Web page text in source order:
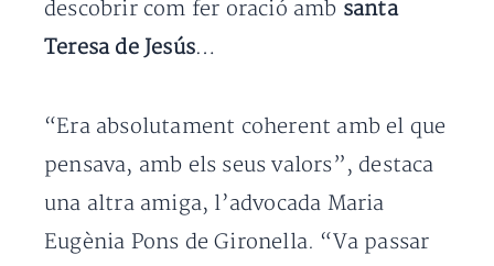
descobrir com fer oració amb santa
Teresa de Jesús…
“Era absolutament coherent amb el que
pensava, amb els seus valors”, destaca
una altra amiga, l’advocada Maria
Eugènia Pons de Gironella. “Va passar